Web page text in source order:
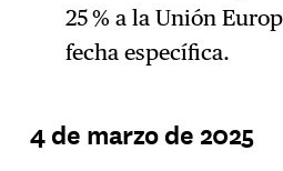
25 % a la Unión
fecha específica.
4 de marzo de 2025